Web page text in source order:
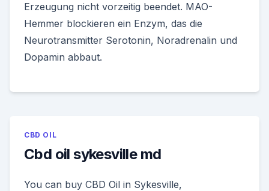
Erzeugung nicht vorzeitig beendet. MAO-
Hemmer blockieren ein Enzym, das die
Neurotransmitter Serotonin, Noradrenalin und
Dopamin abbaut.
CBD OIL
Cbd oil sykesville md
You can buy CBD Oil in Sykesville,